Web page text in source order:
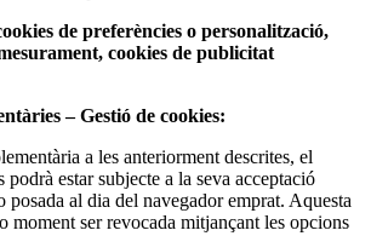
de preferències o personalització,
cookies de publicitat
– Gestió de cookies:
a les anteriorment descrites, el
podrà estar subjecte a la seva acceptació
posada al dia del navegador emprat. Aquesta
moment ser revocada mitjançant les opcions